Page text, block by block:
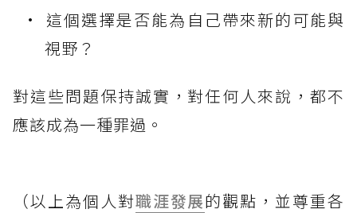
這個選擇是否能為自己帶來新的可能與
視野？
對這些問題保持誠實，對任何人來說，都不
應該成為一種罪過。
（以上為個人對職涯發展的觀點，並尊重各